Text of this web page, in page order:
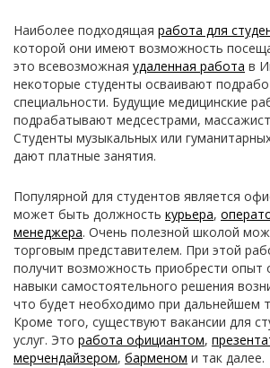
Наиболее подходящая работа для
которой они имеют возможность
это всевозможная удаленная работа в
некоторые студенты осваивают
специальности. Будущие медицинские
подрабатывают медсестрами,
Студенты музыкальных или
дают платные занятия.
Популярной для студентов является
может быть должность курьера,
менеджера. Очень полезной школой
торговым представителем. При этой
получит возможность приобрести
навыки самостоятельного решения
что будет необходимо при дальнейшем
Кроме того, существуют вакансии для
услуг. Это работа официантом,
мерчендайзером, барменом и так далее.